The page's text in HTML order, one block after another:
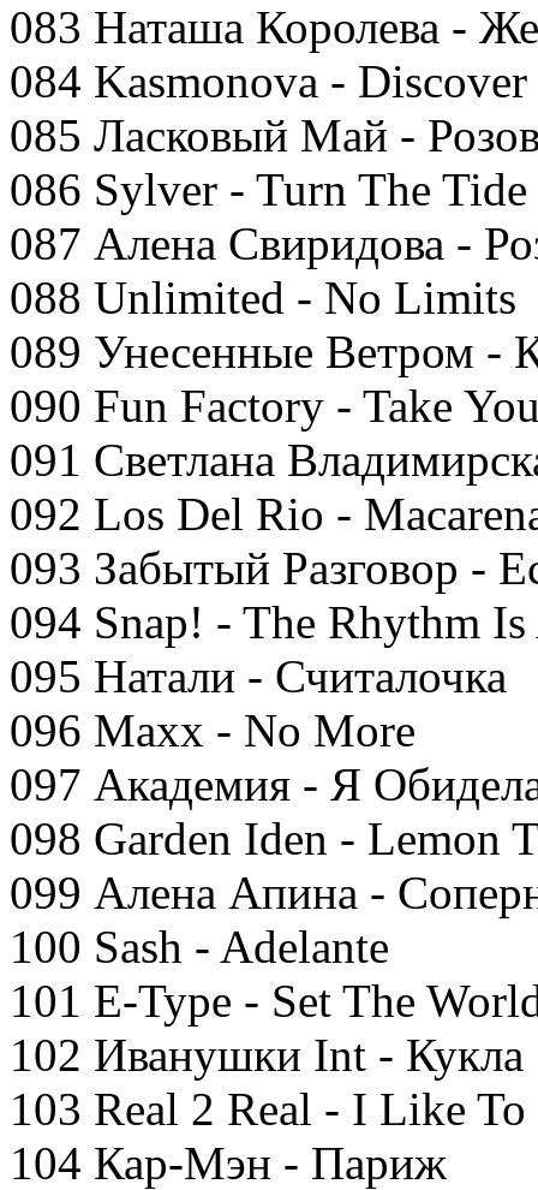
083 Наташа Королева -
084 Kasmonova -
085 Ласковый Май -
086 Sylver - Turn The Tide
087 Алена Свиридова -
088 Unlimited - No Limits
089 Унесенные Ветром -
090 Fun Factory - Take
091 Светлана
092 Los Del Rio -
093 Забытый Разговор -
094 Snap! - The Rhythm Is
095 Натали - Считалочка
096 Maxx - No More
097 Академия - Я
098 Garden Iden - Lemon
099 Алена Апина -
100 Sash - Adelante
101 E-Type - Set The
102 Иванушки Int - Кукла
103 Real 2 Real - I Like
104 Кар-Мэн - Париж